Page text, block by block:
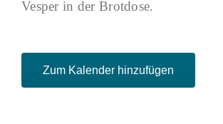
Vesper in der Brotdose.
Zum Kalender hinzufügen